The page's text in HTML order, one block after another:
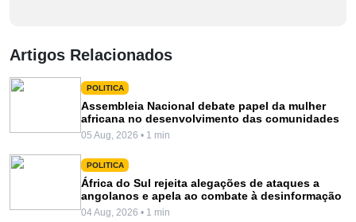
Artigos Relacionados
POLITICA
Assembleia Nacional debate papel da mulher
africana no desenvolvimento das comunidades
05 Aug, 2026 • 1 min
POLITICA
África do Sul rejeita alegações de ataques a
angolanos e apela ao combate à desinformação
04 Aug, 2026 • 1 min